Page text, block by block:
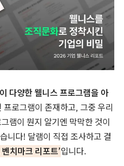
다양한 웰니스 프로그램을 아
프로그램이 존재하고, 그중 우리
램이 뭔지 알기엔 막막한 것이
니다! 달램이 직접 조사하고 결
치마크 리포트’입니다.